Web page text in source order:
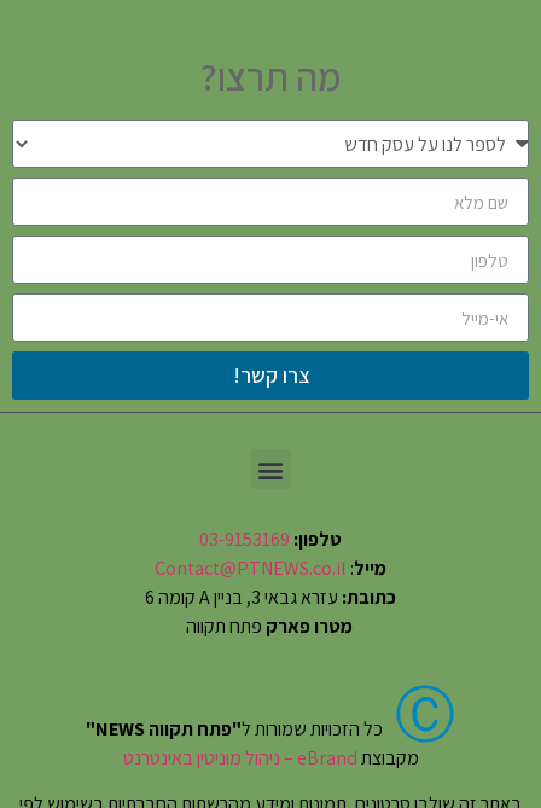
מה תרצו?
צרו קשר!
טלפון: 03-9153169
מייל:
Contact@PTNEWS.co.il
כתובת: עזרא גבאי 3, בניין A קומה 6
מטרו פארק פתח תקווה
Ⓒ כל הזכויות שמורות ל"פתח תקווה NEWS"
מקבוצתeBrand – ניהול מוניטין באינטרנט